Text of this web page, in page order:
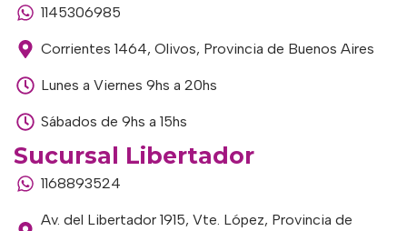
1145306985
Corrientes 1464, Olivos, Provincia de Buenos Aires
Lunes a Viernes 9hs a 20hs
Sábados de 9hs a 15hs
Sucursal Libertador
1168893524
Av. del Libertador 1915, Vte. López, Provincia de